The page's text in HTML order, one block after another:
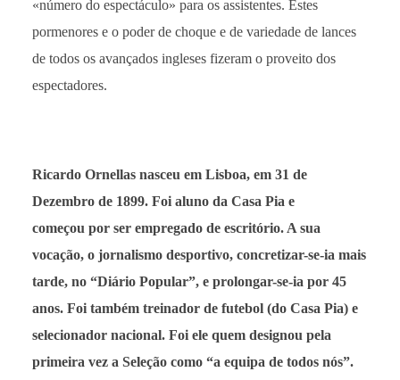
«número do espectáculo» para os assistentes. Estes
pormenores e o poder de choque e de variedade de lances
de todos os avançados ingleses fizeram o proveito dos
espectadores.
Ricardo Ornellas nasceu em Lisboa, em 31 de
Dezembro de 1899. Foi aluno da Casa Pia e
começou por ser empregado de escritório. A sua
vocação, o jornalismo desportivo, concretizar-se-ia mais
tarde, no “Diário Popular”, e prolongar-se-ia por 45
anos. Foi também treinador de futebol (do Casa Pia) e
selecionador nacional. Foi ele quem designou pela
primeira vez a Seleção como “a equipa de todos nós”.